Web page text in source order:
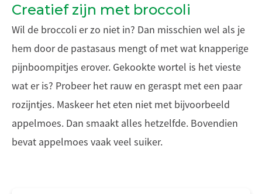
Creatief zijn met broccoli
Wil de broccoli er zo niet in? Dan misschien wel als je
hem door de pastasaus mengt of met wat knapperige
pijnboompitjes erover. Gekookte wortel is het vieste
wat er is? Probeer het rauw en geraspt met een paar
rozijntjes. Maskeer het eten niet met bijvoorbeeld
appelmoes. Dan smaakt alles hetzelfde. Bovendien
bevat appelmoes vaak veel suiker.